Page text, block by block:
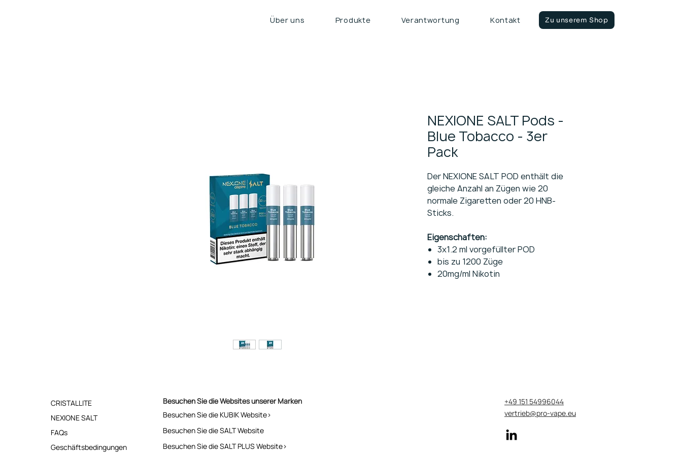
Über uns Produkte Verantwortung Kontakt Zu unserem Shop
NEXIONE SALT Pods -
Blue Tobacco - 3er
Pack
Der NEXIONE SALT POD enthält die
gleiche Anzahl an Zügen wie 20
normale Zigaretten oder 20 HNB-
Sticks.
Eigenschaften:
3x1.2 ml vorgefüllter POD
bis zu 1200 Züge
20mg/ml Nikotin
CRISTALLITE
NEXIONE SALT
FAQs
Geschäftsbedingungen
Besuchen Sie die Websites unserer Marken
Besuchen Sie die KUBIK Website>
Besuchen Sie die SALT Website
Besuchen Sie die SALT PLUS Website>
+49 151 54996044
vertrieb@pro-vape.eu